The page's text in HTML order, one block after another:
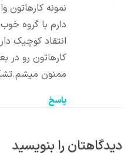
نمونه
دارم با گروه
انتقاد کوچیک
کارهاتون رو در
ممنون
پاسخ
دیدگاهتان را بنویسید